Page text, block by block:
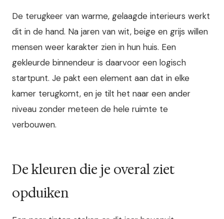
De terugkeer van warme, gelaagde interieurs werkt
dit in de hand. Na jaren van wit, beige en grijs willen
mensen weer karakter zien in hun huis. Een
gekleurde binnendeur is daarvoor een logisch
startpunt. Je pakt een element aan dat in elke
kamer terugkomt, en je tilt het naar een ander
niveau zonder meteen de hele ruimte te
verbouwen.
De kleuren die je overal ziet
opduiken